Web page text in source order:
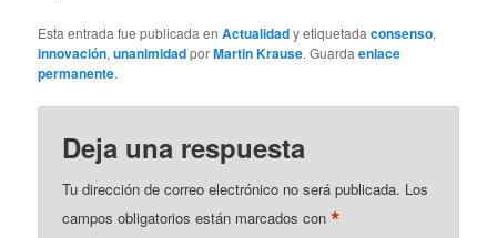
Esta entrada fue publicada enActualidady etiquetadaconsenso,
innovación,unanimidadporMartin Krause. Guardaenlace
permanente.
Deja una respuesta
Tu dirección de correo electrónico no será publicada. Los
campos obligatorios están marcados con*